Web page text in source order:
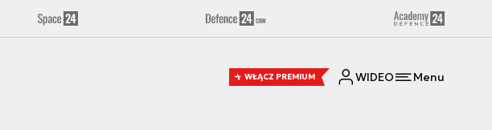
WŁĄCZ PREMIUM WIDEO Menu